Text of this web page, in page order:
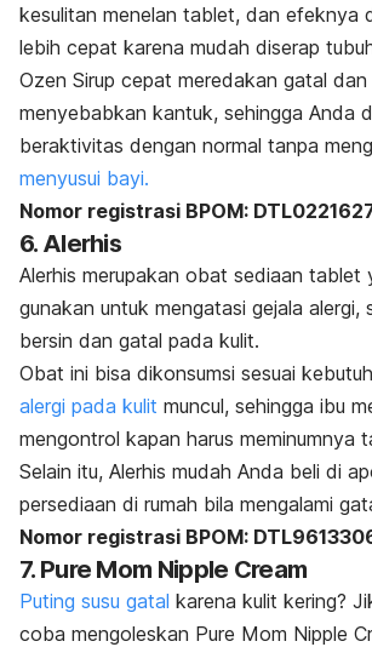
kesulitan menelan tablet, dan efeknya
lebih cepat karena mudah diserap
Ozen Sirup cepat meredakan gatal
menyebabkan kantuk, sehingga Anda
beraktivitas dengan normal tanpa
menyusui bayi.
Nomor registrasi BPOM:
6. Alerhis
Alerhis merupakan obat sediaan tablet
gunakan untuk mengatasi gejala alergi,
bersin dan gatal pada kulit.
Obat ini bisa dikonsumsi sesuai
alergi pada kulit muncul, sehingga ibu
mengontrol kapan harus meminumnya
Selain itu, Alerhis mudah Anda beli di
persediaan di rumah bila mengalami
Nomor registrasi BPOM:
7. Pure Mom Nipple Cream
Puting susu gatal karena kulit kering?
coba mengoleskan Pure Mom Nipple